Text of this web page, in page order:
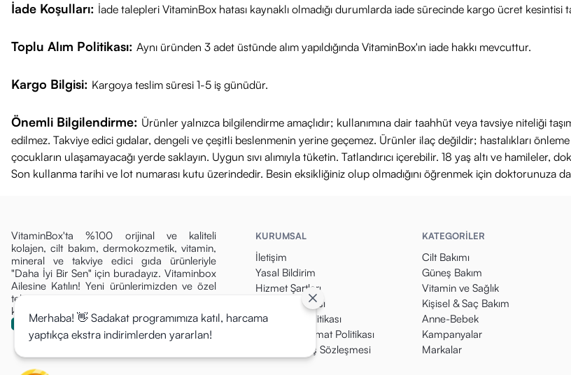
İade Koşulları: İade talepleri VitaminBox hatası kaynaklı olmadığı durumlarda iade sürecinde kargo ücret kesintisi
Toplu Alım Politikası: Aynı üründen 3 adet üstünde alım yapıldığında VitaminBox'ın iade hakkı mevcuttur.
Kargo Bilgisi: Kargoya teslim süresi 1-5 iş günüdür.
Önemli Bilgilendirme: Ürünler yalnızca bilgilendirme amaçlıdır; kullanımına dair taahhüt veya tavsiye niteliği
edilmez. Takviye edici gıdalar, dengeli ve çeşitli beslenmenin yerine geçemez. Ürünler ilaç değildir; hastalıkları
çocukların ulaşamayacağı yerde saklayın. Uygun sıvı alımıyla tüketin. Tatlandırıcı içerebilir. 18 yaş altı ve
Son kullanma tarihi ve lot numarası kutu üzerindedir. Besin eksikliğiniz olup olmadığını öğrenmek için doktorunuza
VitaminBox'ta %100 orijinal ve kaliteli
kolajen, cilt bakım, dermokozmetik, vitamin,
mineral ve takviye edici gıda ürünleriyle
"Daha İyi Bir Sen" için buradayız. Vitaminbox
Ailesine Katılın! Yeni ürünlerimizden ve özel
tekliflerden ilk siz haberdar olun, fırsatları
kaçırmayın!
KURUMSAL
İletişim
Yasal Bildirim
Hizmet Şartları
Gizlilik Politikası
Para İade Politikası
Kargo & Teslimat Politikası
Mesafeli Satış Sözleşmesi
KATEGORİLER
Cilt Bakımı
Güneş Bakım
Vitamin ve Sağlık
Kişisel & Saç Bakım
Anne-Bebek
Kampanyalar
Markalar
Merhaba! 👋 Sadakat programımıza katıl, harcama
yaptıkça ekstra indirimlerden yararlan!